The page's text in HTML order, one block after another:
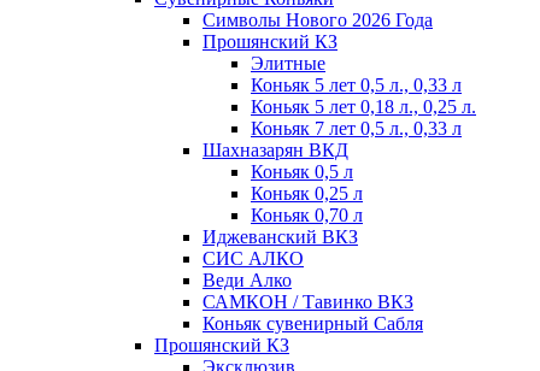
Символы Нового 2026 Года
Прошянский КЗ
Элитные
Коньяк 5 лет 0,5 л., 0,33 л
Коньяк 5 лет 0,18 л., 0,25 л.
Коньяк 7 лет 0,5 л., 0,33 л
Шахназарян ВКД
Коньяк 0,5 л
Коньяк 0,25 л
Коньяк 0,70 л
Иджеванский ВКЗ
СИС АЛКО
Веди Алко
САМКОН / Тавинко ВКЗ
Коньяк сувенирный Сабля
Прошянский КЗ
Эксклюзив